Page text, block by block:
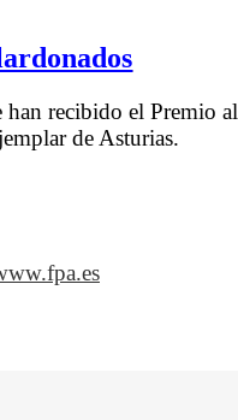
han recibido el Premio al
de Asturias.